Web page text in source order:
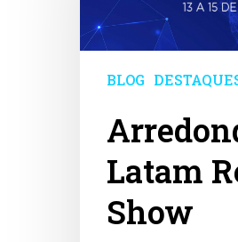
BLOG
Latam
Show